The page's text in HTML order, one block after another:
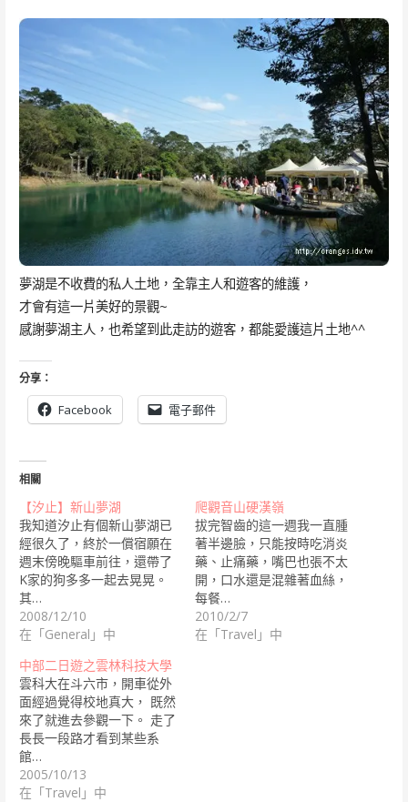
夢湖是不收費的私人土地，全靠主人和遊客的維護，
才會有這一片美好的景觀~
感謝夢湖主人，也希望到此走訪的遊客，都能愛護這片土地^^
分享：
Facebook 電子郵件
相關
【汐止】新山夢湖
我知道汐止有個新山夢湖已
經很久了，終於一償宿願在
週末傍晚驅車前往，還帶了
K家的狗多多一起去晃晃。
其…
2008/12/10
在「General」中
爬觀音山硬漢嶺
拔完智齒的這一週我一直腫
著半邊臉，只能按時吃消炎
藥、止痛藥，嘴巴也張不太
開，口水還是混雜著血絲，
每餐…
2010/2/7
在「Travel」中
中部二日遊之雲林科技大學
雲科大在斗六市，開車從外
面經過覺得校地真大， 既然
來了就進去參觀一下。 走了
長長一段路才看到某些系
館…
2005/10/13
在「Travel」中